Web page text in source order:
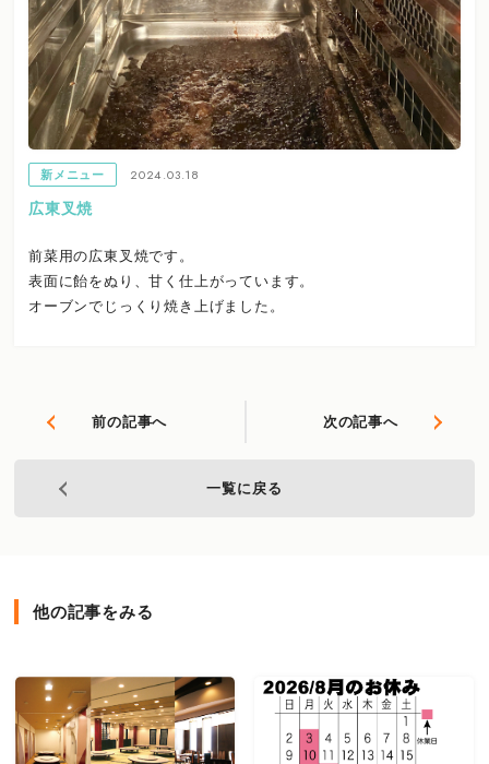
新メニュー
2024.03.18
広東叉焼
前菜用の広東叉焼です。
表面に飴をぬり、甘く仕上がっています。
オーブンでじっくり焼き上げました。
前の記事へ 次の記事へ
一覧に戻る
他の記事をみる